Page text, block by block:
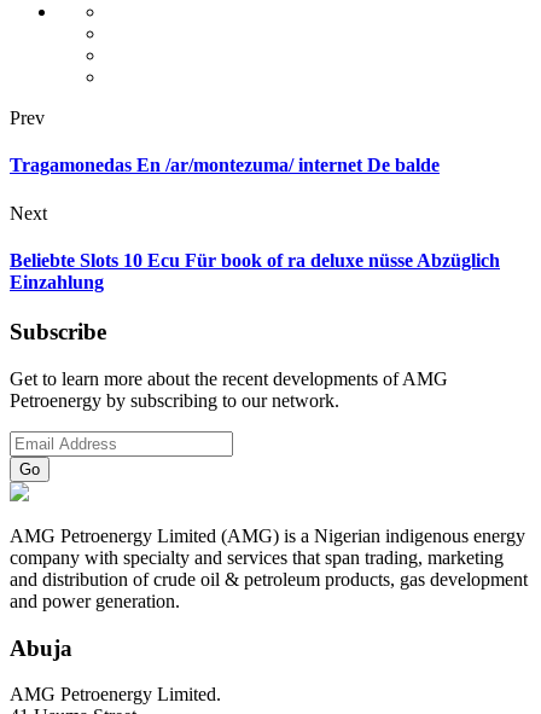
Prev
Tragamonedas En /ar/montezuma/ internet De balde
Next
Beliebte Slots 10 Ecu Für book of ra deluxe nüsse Abzüglich
Einzahlung
Subscribe
Get to learn more about the recent developments of AMG
Petroenergy by subscribing to our network.
AMG Petroenergy Limited (AMG) is a Nigerian indigenous energy
company with specialty and services that span trading, marketing
and distribution of crude oil & petroleum products, gas development
and power generation.
Abuja
AMG Petroenergy Limited.